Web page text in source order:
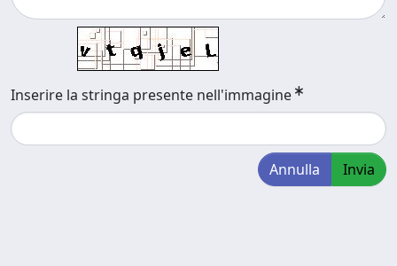
Inserire la stringa presente nell'immagine
Annulla Invia